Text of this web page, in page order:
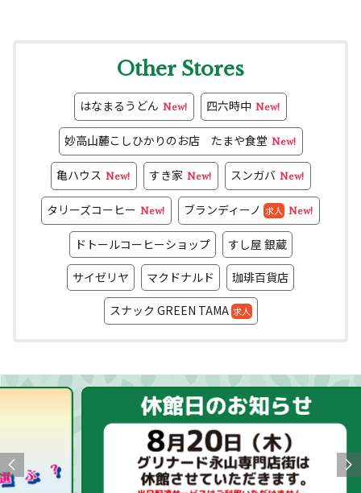
Other Stores
はなまるうどん New! 四六時中 New!
妙高山麓こしひかりのお店 たまや食堂 New!
亀ハウス New! すき家 New! スンガバ New!
タリーズコーヒー New! ブランディーノ 求人 New!
ドトールコーヒーショップ すし屋 銀蔵
サイゼリヤ マクドナルド 珈琲百貨店
スナック GREEN TAMA 求人